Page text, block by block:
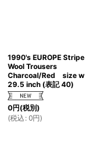
1990's EUROPE Stripe
Wool Trousers
Charcoal/Red size w
29.5 inch (表記 40)
0円(税別)
(税込 : 0円)